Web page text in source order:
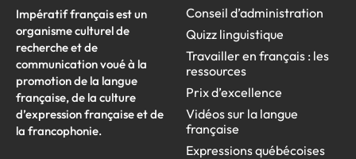
Impératif français est un
organisme culturel de
recherche et de
communication voué à la
promotion de la langue
française, de la culture
d’expression française et de
la francophonie.
Conseil d’administration
Quizz linguistique
Travailler en français : les
ressources
Prix d’excellence
Vidéos sur la langue
française
Expressions québécoises